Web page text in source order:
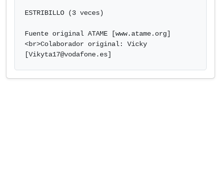
ESTRIBILLO (3 veces)
Fuente original ATAME [www.atame.org]
<br>Colaborador original: Vicky
[Vikyta17@vodafone.es]